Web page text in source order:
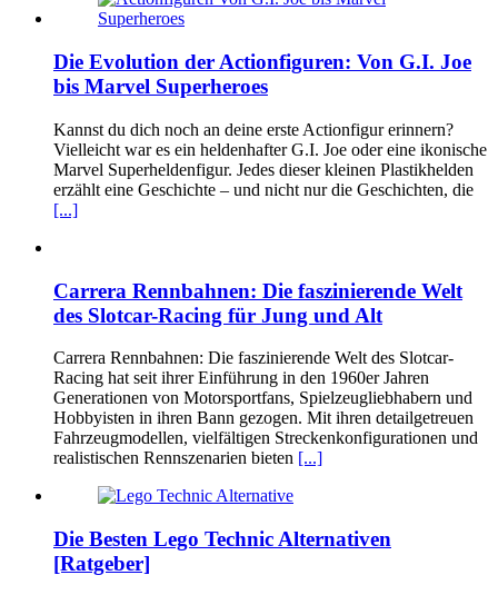
Die Evolution der Actionfiguren: Von G.I. Joe
bis Marvel Superheroes
Kannst du dich noch an deine erste Actionfigur erinnern?
Vielleicht war es ein heldenhafter G.I. Joe oder eine ikonische
Marvel Superheldenfigur. Jedes dieser kleinen Plastikhelden
erzählt eine Geschichte – und nicht nur die Geschichten, die
[...]
Carrera Rennbahnen: Die faszinierende Welt
des Slotcar-Racing für Jung und Alt
Carrera Rennbahnen: Die faszinierende Welt des Slotcar-
Racing hat seit ihrer Einführung in den 1960er Jahren
Generationen von Motorsportfans, Spielzeugliebhabern und
Hobbyisten in ihren Bann gezogen. Mit ihren detailgetreuen
Fahrzeugmodellen, vielfältigen Streckenkonfigurationen und
realistischen Rennszenarien bieten [...]
Die Besten Lego Technic Alternativen
[Ratgeber]